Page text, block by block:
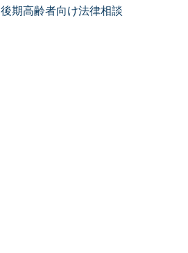
後期高齢者向け法律相談